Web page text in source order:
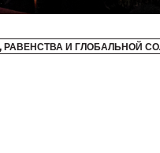
И ГЛОБАЛЬНОЙ